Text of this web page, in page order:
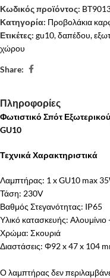
Κωδικός προϊόντος:
Κατηγορία: Προβολάκια
Ετικέτες: gu10,δαπέδου,
χώρου
Share:
Πληροφορίες
Φωτιστικό Σπότ
GU10
Τεχνικά Χαρακτηριστικά
Λαμπτήρας: 1 x GU10 max
Τάση: 230V
Βαθμός Στεγανότητας: IP65
Υλικό κατασκευής:
Χρώμα: Σκουριά
Διαστάσεις: Φ92 x 47 x 104
Ο λαμπτήρας δεν